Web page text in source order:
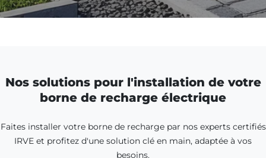
Nos solutions pour l'installation de votre
borne de recharge électrique
Faites installer votre borne de recharge par nos experts certifiés
IRVE et profitez d'une solution clé en main, adaptée à vos
besoins.